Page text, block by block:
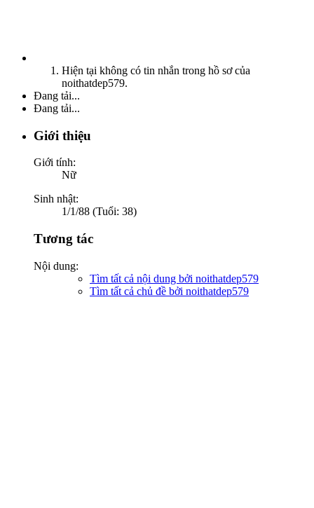
Hiện tại không có tin nhắn trong hồ sơ của
noithatdep579.
Đang tải...
Đang tải...
Giới thiệu
Giới tính:
Nữ
Sinh nhật:
1/1/88 (Tuổi: 38)
Tương tác
Nội dung:
Tìm tất cả nội dung bởi noithatdep579
Tìm tất cả chủ đề bởi noithatdep579